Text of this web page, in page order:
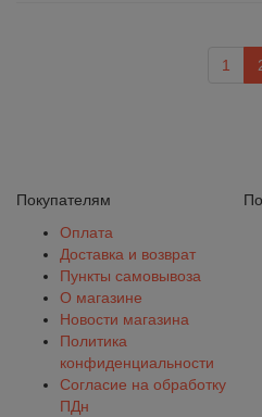
1
Покупателям
Оплата
Доставка и возврат
Пункты самовывоза
О магазине
Новости магазина
Политика
конфиденциальности
Согласие на обработку
ПДн